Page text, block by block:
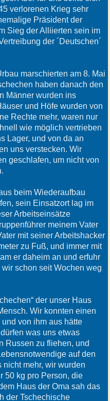
verlorenen Krieg sehr
Präsident der
Sieg der Alliierten sein im
der ´Deutschen´
marschierten am 8. Mai
haben danach den
Männer wurden ins
und Höfe wurden von
Rechte mehr, waren nur
wie möglich vertrieben
Lager, und von da an
uns verstecken. Wir
geschlafen, um nicht von
beim Wiederaufbau
sein Einsatzort lag im
Arbeitseinsätze
meinem Vater
mit seiner Arbeitshacker
zu Fuß, und immer mit
er daheim an und erfuhr
wir schon seit Wochen weg
der unser Haus
Wir konnten einen
von ihm aus hätte
was uns etwas
Russen zu fliehen, und
auf den
nicht mehr, wir wurden
50 kg pro Person, die
Haus der Oma sah das
der Tschechische